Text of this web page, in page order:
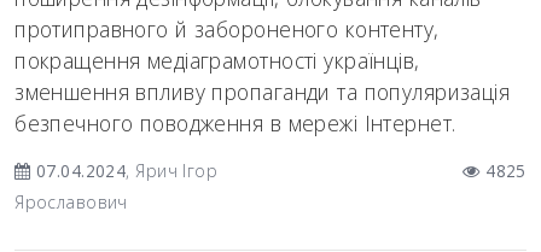
протиправного й забороненого контенту,
покращення медіаграмотності українців,
зменшення впливу пропаганди та популяризація
безпечного поводження в мережі Інтернет.
07.04.2024, Ярич Ігор
Ярославович
4825